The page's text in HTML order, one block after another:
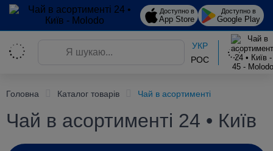
Доступно в
App Store
Доступно в
Google Play
УКР
РОС
Головна Каталог товарів Чай в асортименті
Чай в асортименті 24 • Київ